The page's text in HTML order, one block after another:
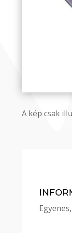
A kép csak